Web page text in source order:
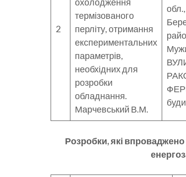
2
термізованого
перліту, отримання
експериментальних
параметрів,
необхідних для
розробки
обладнання.
Марчевський В.М.
обл.,
Розробки, які